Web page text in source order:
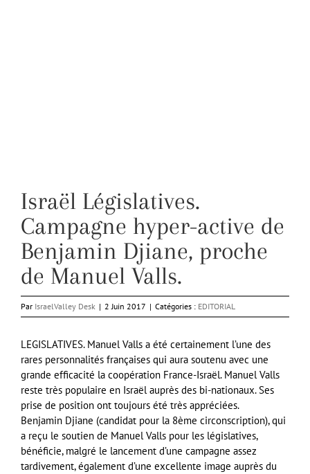
Israël Législatives.
Campagne hyper-active de
Benjamin Djiane, proche
de Manuel Valls.
Par IsraelValley Desk | 2 Juin 2017 | Catégories : EDITORIAL
LEGISLATIVES. Manuel Valls a été certainement l’une des
rares personnalités françaises qui aura soutenu avec une
grande efficacité la coopération France-Israël. Manuel Valls
reste très populaire en Israël auprès des bi-nationaux. Ses
prise de position ont toujours été très appréciées.
Benjamin Djiane (candidat pour la 8ème circonscription), qui
a reçu le soutien de Manuel Valls pour les législatives,
bénéficie, malgré le lancement d’une campagne assez
tardivement, également d’une excellente image auprès du